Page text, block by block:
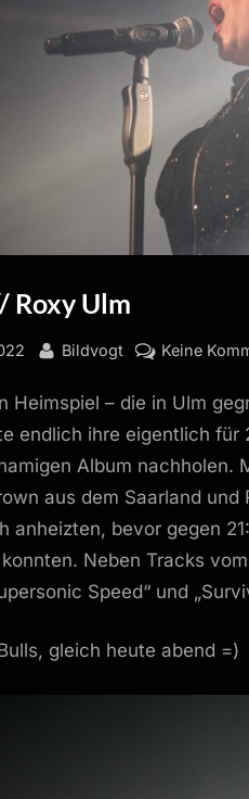
Roxy Ulm
By
Bildvogt Keine
Heimspiel – die in Ulm
endlich ihre eigentlich für
Album nachholen.
aus dem Saarland
anheizten, bevor gegen
Neben Tracks
Speed“ und
gleich heute abend =)